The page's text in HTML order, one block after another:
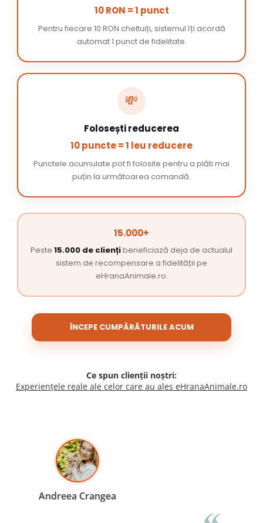
10 RON = 1 punct
Pentru fiecare 10 RON cheltuiți, sistemul îți acordă
automat 1 punct de fidelitate.
💸
Folosești reducerea
10 puncte = 1 leu reducere
Punctele acumulate pot fi folosite pentru a plăti mai
puțin la următoarea comandă.
15.000+
Peste 15.000 de cliențibeneficiază deja de actualul
sistem de recompensare a fidelității pe
eHranaAnimale.ro.
ÎNCEPE CUMPĂRĂTURILE ACUM
Ce spun clienții noștri:
Experiențele reale ale celor care au ales eHranaAnimale.ro
Madalina Stancea